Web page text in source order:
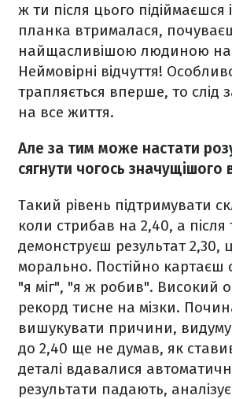
ж ти після цього
планка втрималася,
найщасливішою людиною на
Неймовірні відчуття!
трапляється вперше, то слід
на все життя.
Але за тим може настати
сягнути чогось значущішого
Такий рівень підтримувати
коли стрибав на 2,40, а після
демонструєш результат 2,30,
морально. Постійно картаєш
"я міг", "я ж робив". Високий
рекорд тисне на мізки.
вишукувати причини,
до 2,40 ще не думав, як
деталі вдавалися
результати падають,